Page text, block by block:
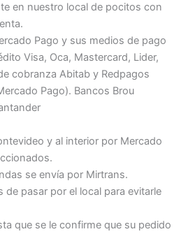
en nuestro local de pocitos con
Pago y sus medios de pago
Visa, Oca, Mastercard, Lider,
cobranza Abitab y Redpagos
Pago). Bancos Brou
y al interior por Mercado
se envía por Mirtrans.
de pasar por el local para evitarle
que se le confirme que su pedido